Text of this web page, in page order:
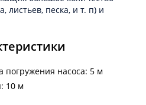
листьев, песка, и т. п) и
погружения насоса: 5 м
10 м